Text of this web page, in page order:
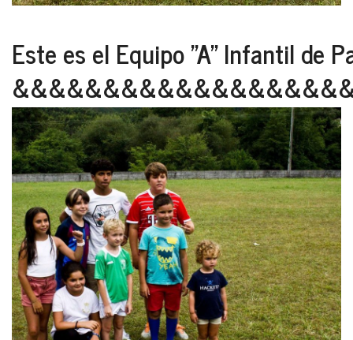
Este es el Equipo "A" Infantil de